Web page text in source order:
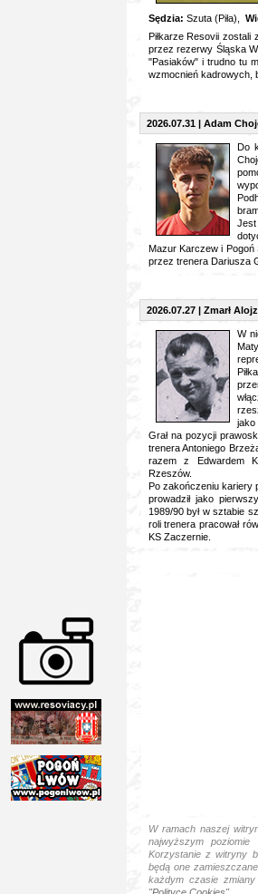
Sędzia: Szuta (Piła),
Piłkarze Resovii
przez rezerwy Śląska
"Pasiaków" i trudno tu
wzmocnień kadrowych,
2026.07.31 | Adam
Do
Mazur Karczew i Pogoń
przez trenera Dariusza
2026.07.27 | Zmarł
W
jako
Grał na pozycji
trenera Antoniego
razem z Edwardem
Rzeszów.
Po zakończeniu kariery
prowadził jako
1989/90 był w sztabie
roli trenera pracował
KS Zaczernie.
W ramach naszej
najwyższym
Korzystanie z witryny
będą one
każdym czasie